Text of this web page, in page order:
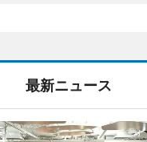
最新ニュース